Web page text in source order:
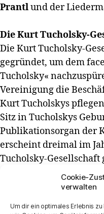
Cookie-
verwalten
Um dir ein optimales Erlebnis
Prantlund der
Die Kurt Tucholsky-
Die Kurt Tucholsky-
gegründet, um dem
Tucholsky«
Vereinigung die
Kurt Tucholskys
Sitz in Tucholskys
Publikationsorgan der
erscheint dreimal im
Tucholsky-
Schriftenreihe heraus,
Dokumentationen der